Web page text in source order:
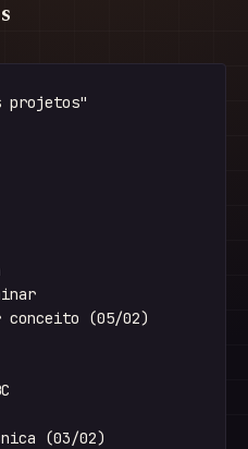
projetos"
conceito (05/02)
(03/02)